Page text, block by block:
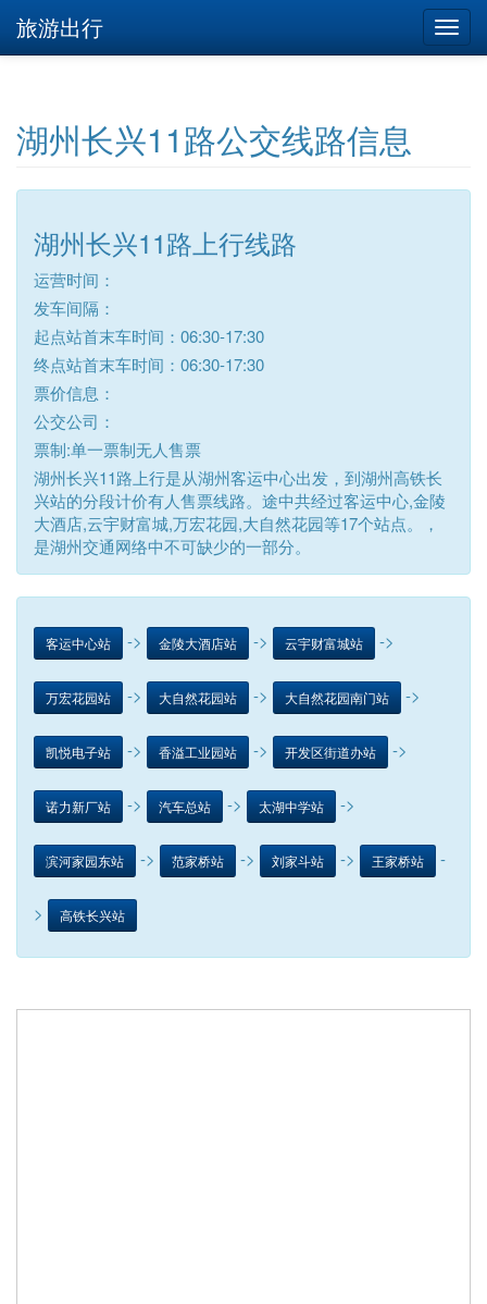
旅游出行
湖州长兴11路公交线路信息
湖州长兴11路上行线路
运营时间：
发车间隔：
起点站首末车时间：06:30-17:30
终点站首末车时间：06:30-17:30
票价信息：
公交公司：
票制:单一票制无人售票
湖州长兴11路上行是从湖州客运中心出发，到湖州高铁长
兴站的分段计价有人售票线路。途中共经过客运中心,金陵
大酒店,云宇财富城,万宏花园,大自然花园等17个站点。，
是湖州交通网络中不可缺少的一部分。
客运中心站 -> 金陵大酒店站 -> 云宇财富城站 ->
万宏花园站 -> 大自然花园站 -> 大自然花园南门站 ->
凯悦电子站 -> 香溢工业园站 -> 开发区街道办站 ->
诺力新厂站 -> 汽车总站 -> 太湖中学站 ->
滨河家园东站 -> 范家桥站 -> 刘家斗站 -> 王家桥站 -
> 高铁长兴站